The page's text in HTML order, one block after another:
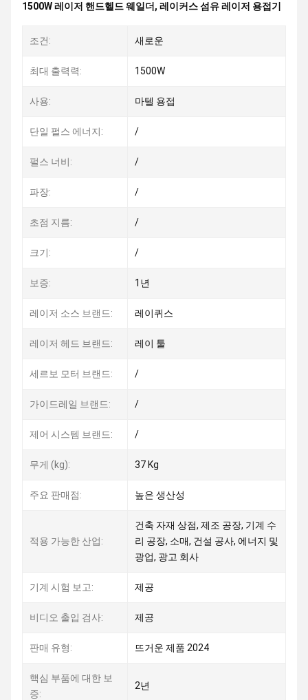
1500W 레이저 핸드헬드 웨일더 , 레이커스 섬유 레이저 용접기
조건: 새로운
최대 출력력: 1500W
사용: 마텔 용접
단일 펄스 에너지: /
펄스 너비: /
파장: /
초점 지름: /
크기: /
보증: 1년
레이저 소스 브랜드: 레이퀴스
레이저 헤드 브랜드: 레이 툴
세르보 모터 브랜드: /
가이드레일 브랜드: /
제어 시스템 브랜드: /
무게 (kg): 37 Kg
주요 판매점: 높은 생산성
적용 가능한 산업:
건축 자재 상점, 제조 공장, 기계 수
리 공장, 소매, 건설 공사, 에너지 및
광업, 광고 회사
기계 시험 보고: 제공
비디오 출입 검사: 제공
판매 유형: 뜨거운 제품 2024
핵심 부품에 대한 보
증:
2년